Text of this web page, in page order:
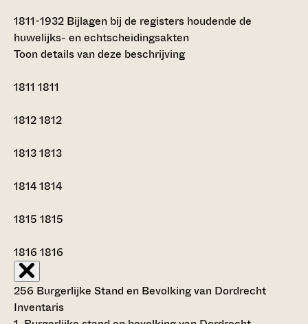
1811-1932 Bijlagen bij de registers houdende de
huwelijks- en echtscheidingsakten
Toon details van deze beschrijving
1811 1811
18121812
18131813
18141814
1815 1815
1816 1816
256 Burgerlijke Stand en Bevolking van Dordrecht
Inventaris